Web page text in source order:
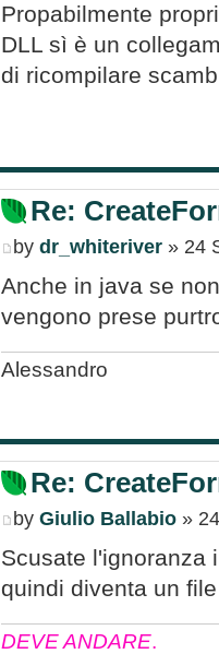
Propabilmente
DLL sì è un
di ricompilare
Re:
by dr_whiteriver» 24
Anche in java se
vengono prese
Alessandro
Re:
by Giulio Ballabio»
Scusate l'ignoranza
quindi diventa un
DEVE ANDARE.